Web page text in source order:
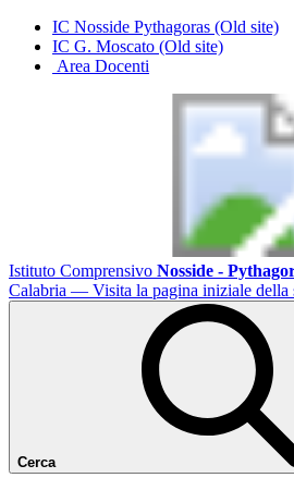
IC Nosside Pythagoras (Old site)
IC G. Moscato (Old site)
Area Docenti
Istituto Comprensivo Nosside -
Calabria — Visita la pagina iniziale della
Cerca